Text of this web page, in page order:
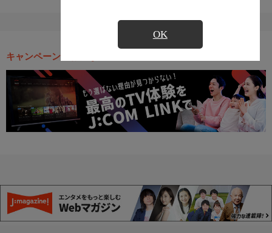
OK
キャンペーン・お得な情報